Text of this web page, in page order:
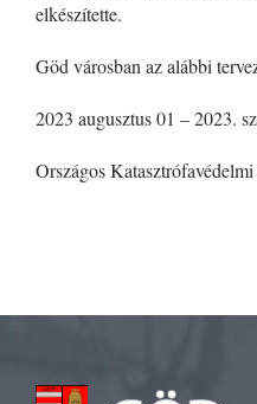
elkészítette.
Göd városban az alábbi
2023 augusztus 01 – 2023.
Országos